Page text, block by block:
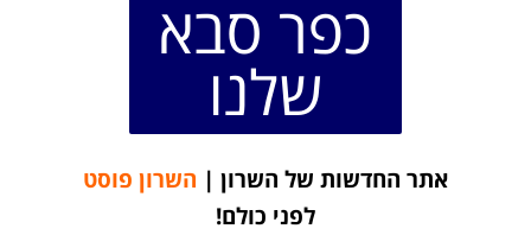
כפר סבא
שלנו
אתר החדשות של השרון | השרון פוסט
לפני כולם!